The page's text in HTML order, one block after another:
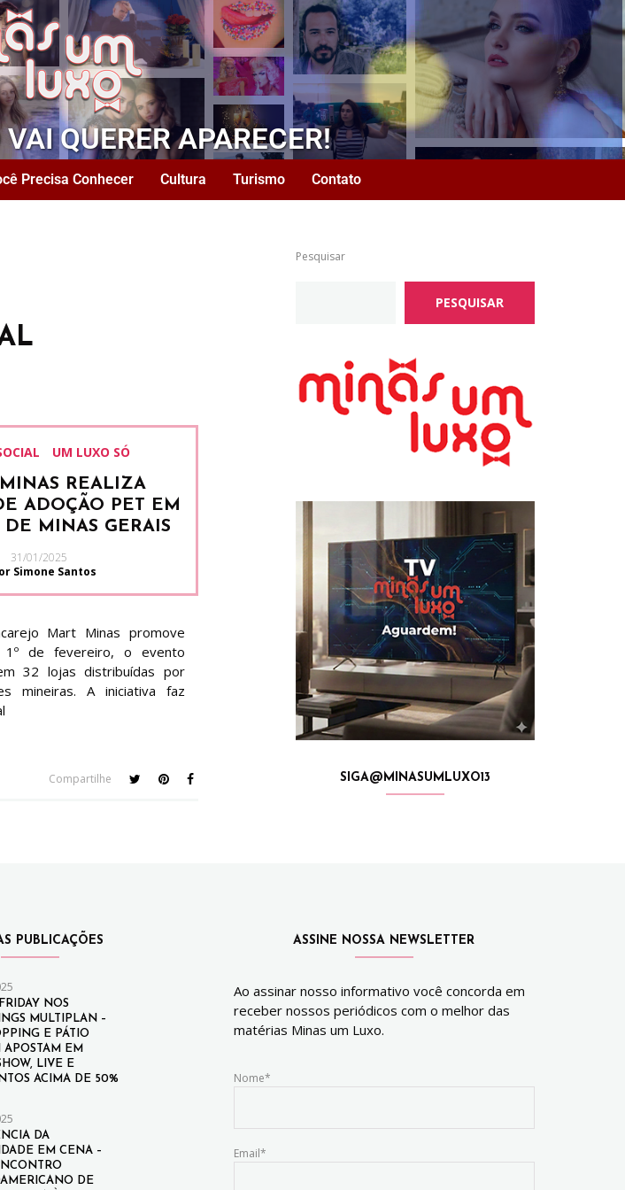
QUERER APARECER!
Precisa Conhecer Cultura Turismo Contato
UM LUXO SÓ
REALIZA
ADOÇÃO PET EM
DE MINAS GERAIS
31/01/2025
Simone Santos
Mart Minas promove
1º de fevereiro, o evento
32 lojas distribuídas por
mineiras. A iniciativa faz
Compartilhe
Pesquisar
PESQUISAR
SIGA@MINASUMLUXO13
PUBLICAÇÕES
NOS
MULTIPLAN –
E PÁTIO
APOSTAM EM
LIVE E
ACIMA DE 50%
DA
EM CENA –
DE
ASSINE NOSSA NEWSLETTER
Ao assinar nosso informativo você concorda em
receber nossos periódicos com o melhor das
matérias Minas um Luxo.
Nome*
Email*